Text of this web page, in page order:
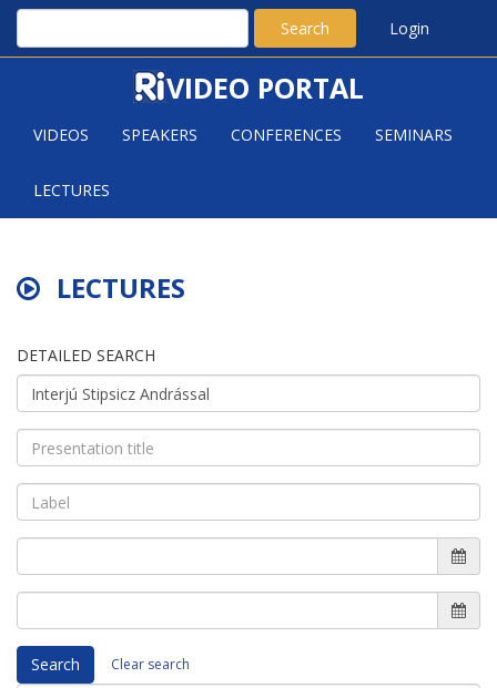
Search Login
VIDEO PORTAL
VIDEOS SPEAKERS CONFERENCES SEMINARS
LECTURES
LECTURES
DETAILED SEARCH
Search Clear search